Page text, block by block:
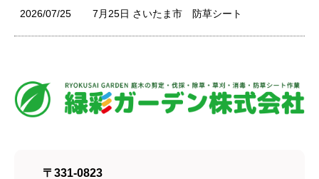
2026/07/25 7月25日 さいたま市 防草シート
〒331-0823